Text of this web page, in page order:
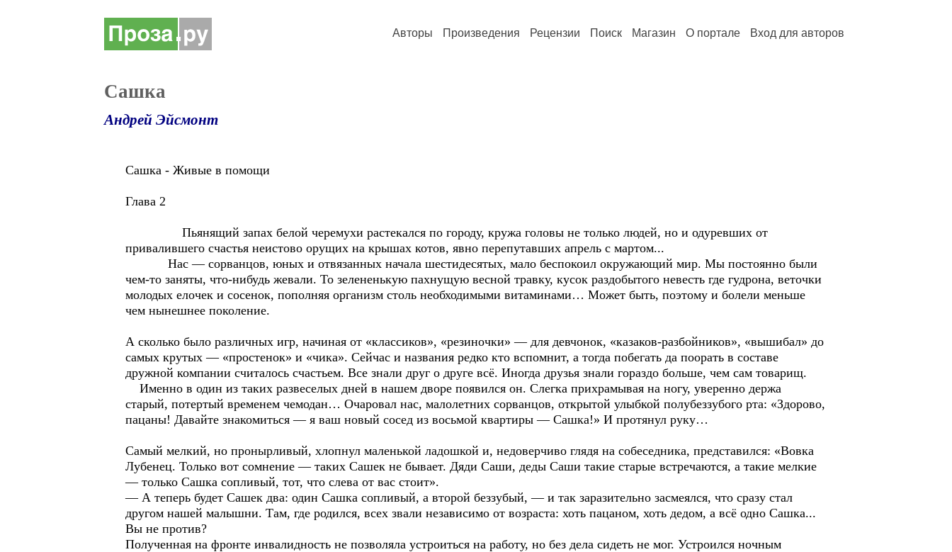
Авторы Произведения Рецензии Поиск Магазин О портале Вход для авторов
Сашка
Андрей Эйсмонт
Сашка - Живые в помощи
Глава 2
Пьянящий запах белой черемухи растекался по городу, кружа головы не только людей, но и одуревших от
привалившего счастья неистово орущих на крышах котов, явно перепутавших апрель с мартом...
Нас — сорванцов, юных и отвязанных начала шестидесятых, мало беспокоил окружающий мир. Мы постоянно были
чем-то заняты, что-нибудь жевали. То зелененькую пахнущую весной травку, кусок раздобытого невесть где гудрона, веточки
молодых елочек и сосенок, пополняя организм столь необходимыми витаминами… Может быть, поэтому и болели меньше
чем нынешнее поколение.
А сколько было различных игр, начиная от «классиков», «резиночки» — для девчонок, «казаков-разбойников», «вышибал» до
самых крутых — «простенок» и «чика». Сейчас и названия редко кто вспомнит, а тогда побегать да поорать в составе
дружной компании считалось счастьем. Все знали друг о друге всё. Иногда друзья знали гораздо больше, чем сам товарищ.
Именно в один из таких развеселых дней в нашем дворе появился он. Слегка прихрамывая на ногу, уверенно держа
старый, потертый временем чемодан… Очаровал нас, малолетних сорванцов, открытой улыбкой полубеззубого рта: «Здорово,
пацаны! Давайте знакомиться — я ваш новый сосед из восьмой квартиры — Сашка!» И протянул руку…
Самый мелкий, но пронырливый, хлопнул маленькой ладошкой и, недоверчиво глядя на собеседника, представился: «Вовка
Лубенец. Только вот сомнение — таких Сашек не бывает. Дяди Саши, деды Саши такие старые встречаются, а такие мелкие
— только Сашка сопливый, тот, что слева от вас стоит».
— А теперь будет Сашек два: один Сашка сопливый, а второй беззубый, — и так заразительно засмеялся, что сразу стал
другом нашей малышни. Там, где родился, всех звали независимо от возраста: хоть пацаном, хоть дедом, а всё одно Сашка...
Вы не против?
Полученная на фронте инвалидность не позволяла устроиться на работу, но без дела сидеть не мог. Устроился ночным